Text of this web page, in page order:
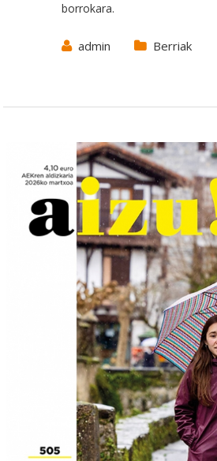
borrokara.
admin Berriak